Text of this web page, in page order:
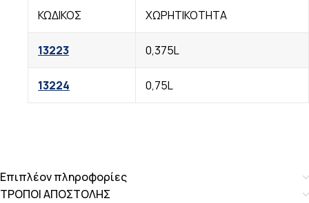
ΚΩΔΙΚΟΣ ΧΩΡΗΤΙΚΟΤΗΤΑ
13223 0,375L
13224 0,75L
Επιπλέον πληροφορίες
ΤΡΟΠΟΙ ΑΠΟΣΤΟΛΗΣ